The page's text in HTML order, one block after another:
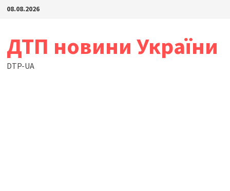
Skip08.08.2026
ДТП новини України
DTP-UA